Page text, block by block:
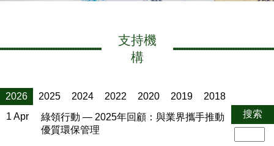
支持機
構
2026 2025 2024 2022 2020 2019
2018
1 Apr
綠領行動 — 2025年回顧：與業界攜手推動
優質環保管理
搜索